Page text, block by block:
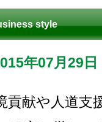
style
年07月29日
貢献や人道支